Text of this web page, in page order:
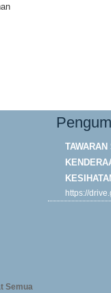
Semua
https://